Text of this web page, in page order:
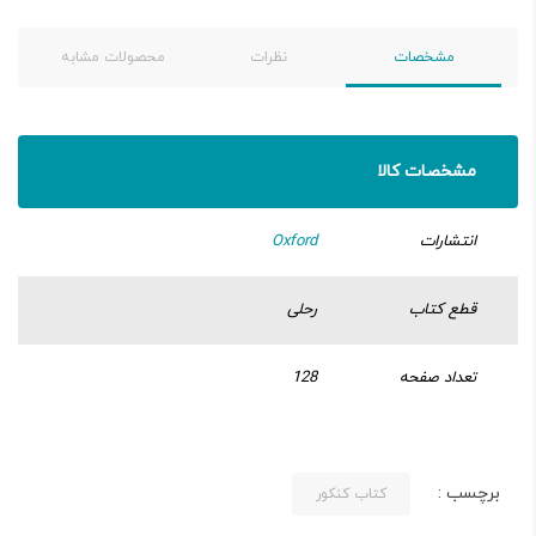
مشخصات نظرات محصولات مشابه
مشخصات کالا
انتشارات Oxford
قطع کتاب رحلی
تعداد صفحه 128
برچسب : کتاب کنکور